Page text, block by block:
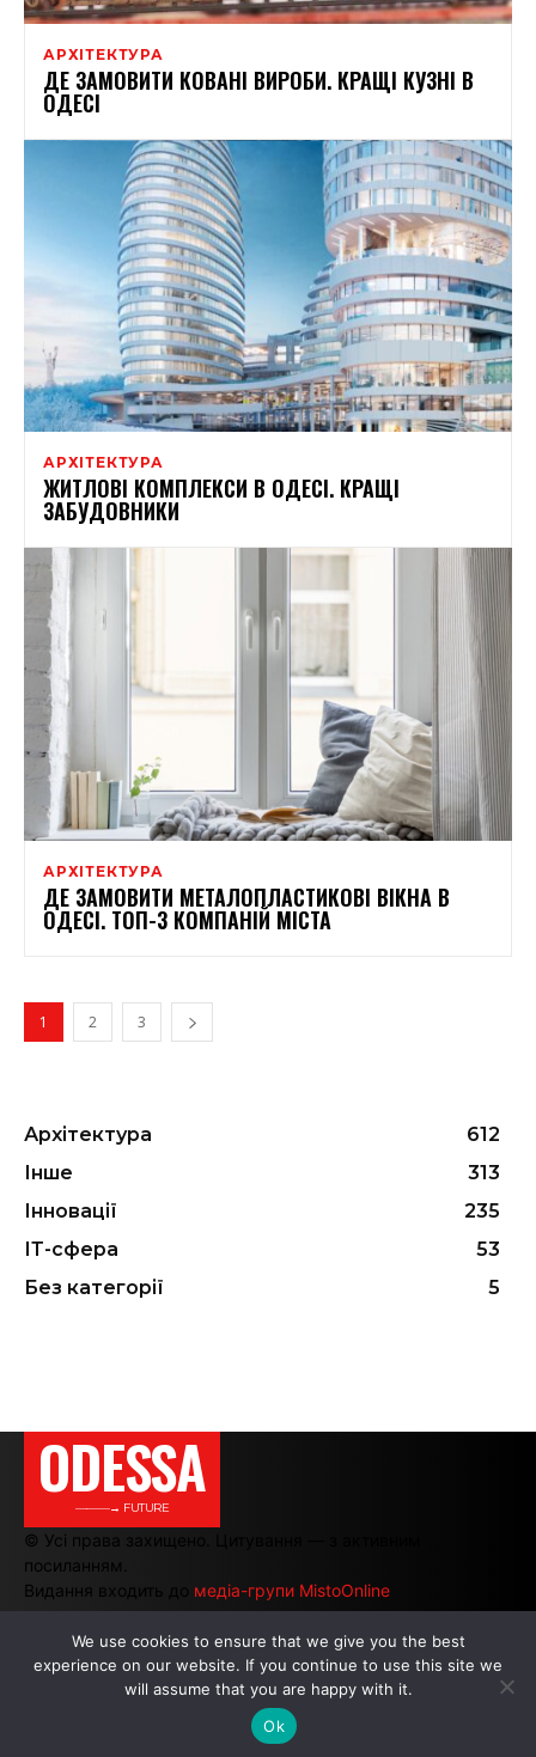
АРХІТЕКТУРА
ДЕ ЗАМОВИТИ КОВАНІ ВИРОБИ. КРАЩІ КУЗНІ В
ОДЕСІ
АРХІТЕКТУРА
ЖИТЛОВІ КОМПЛЕКСИ В ОДЕСІ. КРАЩІ
ЗАБУДОВНИКИ
АРХІТЕКТУРА
ДЕ ЗАМОВИТИ МЕТАЛОПЛАСТИКОВІ ВІКНА В
ОДЕСІ. ТОП-3 КОМПАНІЙ МІСТА
1 2 3
Архітектура
612
Інше
313
Інновації
235
ІТ-сфера
53
Без категорії
5
ODESSA
———→ FUTURE
© Усі права захищено. Цитування — з активним
посиланням.
Видання входить до медіа-групи MistoOnline
АВТОРИ | РЕКЛАМА НА САЙТІ
We use cookies to ensure that we give you the best
experience on our website. If you continue to use this site we
will assume that you are happy with it.
Ok